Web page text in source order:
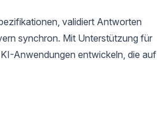
validiert Antworten
synchron. Mit Unterstützung für
Anwendungen entwickeln, die auf